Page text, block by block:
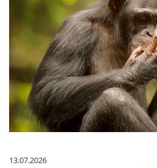
13.07.2026